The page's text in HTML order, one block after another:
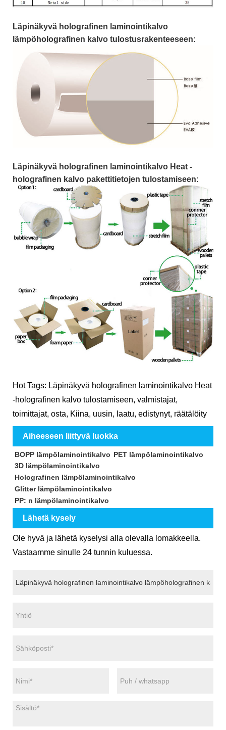
Läpinäkyvä holografinen laminointikalvo
lämpöholografinen kalvo tulostusrakenteeseen:
Läpinäkyvä holografinen laminointikalvo Heat -
holografinen kalvo pakettitietojen tulostamiseen:
Hot Tags: Läpinäkyvä holografinen laminointikalvo Heat
-holografinen kalvo tulostamiseen, valmistajat,
toimittajat, osta, Kiina, uusin, laatu, edistynyt, räätälöity
Aiheeseen liittyvä luokka
BOPP lämpölaminointikalvo PET lämpölaminointikalvo
3D lämpölaminointikalvo
Holografinen lämpölaminointikalvo
Glitter lämpölaminointikalvo
PP: n lämpölaminointikalvo
Lähetä kysely
Ole hyvä ja lähetä kyselysi alla olevalla lomakkeella.
Vastaamme sinulle 24 tunnin kuluessa.